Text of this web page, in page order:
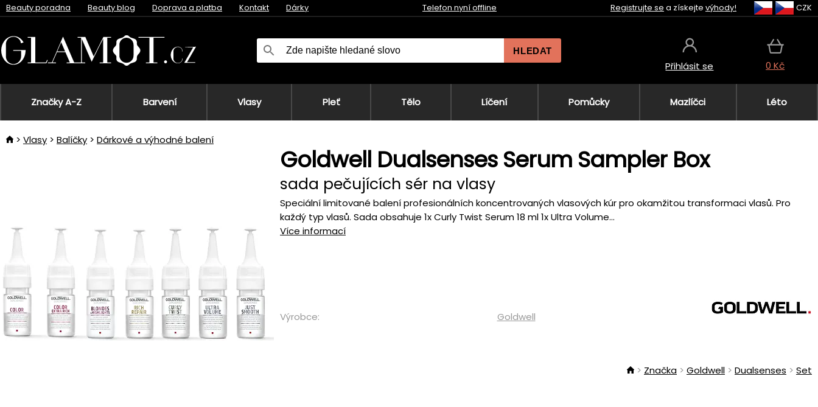
Beauty poradna Beauty blog Doprava a platba Kontakt Dárky Telefon nyní offline Registrujte se a získejte výhody! CZK
HLEDAT
Přihlásit se 0 Kč
Značky A-Z Barvení Vlasy Pleť Tělo Líčení Pomůcky Mazlíčci Léto
Vlasy Balíčky Dárkové a výhodné balení
Goldwell Dualsenses Serum Sampler Box
sada pečujících sér na vlasy
Speciální limitované balení profesionálních koncentrovaných vlasových kúr pro okamžitou transformaci vlasů. Pro
každý typ vlasů. Sada obsahuje 1x Curly Twist Serum 18 ml 1x Ultra Volume...
Více informací
Výrobce: Goldwell
Značka Goldwell Dualsenses Set